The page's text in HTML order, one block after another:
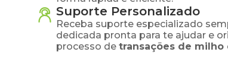
Suporte Personalizado
Receba suporte especializado
dedicada pronta para te ajudar e
processo de transações de milho